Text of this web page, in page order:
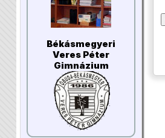
Békásmegyeri
Veres Péter
Gimnázium